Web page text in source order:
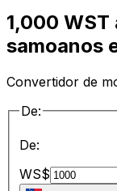
1,000
samoanos
Convertidor de
De:
De:
WS$